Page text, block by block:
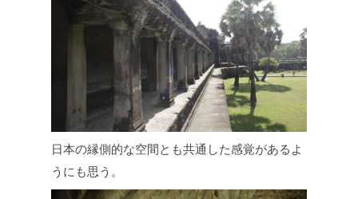
日本の縁側的な空間とも共通した感覚があるよ
うにも思う。